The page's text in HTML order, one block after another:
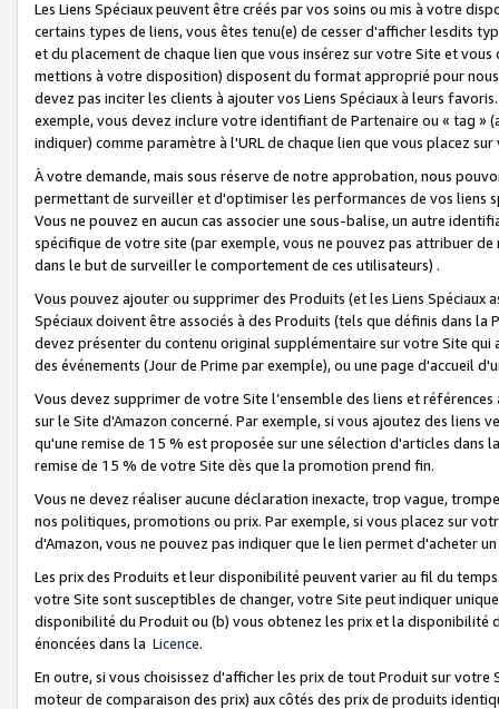
Les Liens Spéciaux peuvent être créés par vos soins ou mis à votre
certains types de liens, vous êtes tenu(e) de cesser d'afficher lesdits
et du placement de chaque lien que vous insérez sur votre Site et
mettions à votre disposition) disposent du format approprié pour
devez pas inciter les clients à ajouter vos Liens Spéciaux à leurs
exemple, vous devez inclure votre identifiant de Partenaire ou « tag
indiquer) comme paramètre à l'URL de chaque lien que vous placez
À votre demande, mais sous réserve de notre approbation, nous
permettant de surveiller et d'optimiser les performances de vos liens
Vous ne pouvez en aucun cas associer une sous-balise, un autre
spécifique de votre site (par exemple, vous ne pouvez pas attribuer
dans le but de surveiller le comportement de ces utilisateurs) .
Vous pouvez ajouter ou supprimer des Produits (et les Liens
Spéciaux doivent être associés à des Produits (tels que définis dans
devez présenter du contenu original supplémentaire sur votre Site qui
des événements (Jour de Prime par exemple), ou une page d'accueil
Vous devez supprimer de votre Site l’ensemble des liens et
sur le Site d'Amazon concerné. Par exemple, si vous ajoutez des
qu'une remise de 15 % est proposée sur une sélection d'articles
remise de 15 % de votre Site dès que la promotion prend fin.
Vous ne devez réaliser aucune déclaration inexacte, trop vague,
nos politiques, promotions ou prix. Par exemple, si vous placez sur
d'Amazon, vous ne pouvez pas indiquer que le lien permet d'acheter
Les prix des Produits et leur disponibilité peuvent varier au fil du
votre Site sont susceptibles de changer, votre Site peut indiquer
disponibilité du Produit ou (b) vous obtenez les prix et la disponibilité
énoncées dans la Licence.
En outre, si vous choisissez d'afficher les prix de tout Produit sur
moteur de comparaison des prix) aux côtés des prix de produits